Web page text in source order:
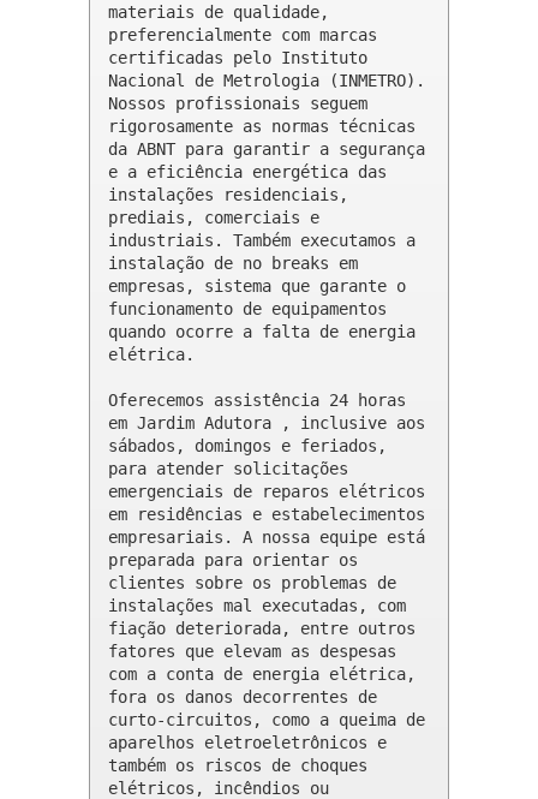
materiais de qualidade,
preferencialmente com marcas
certificadas pelo Instituto
Nacional de Metrologia (INMETRO).
Nossos profissionais seguem
rigorosamente as normas técnicas
da ABNT para garantir a segurança
e a eficiência energética das
instalações residenciais,
prediais, comerciais e
industriais. Também executamos a
instalação de no breaks em
empresas, sistema que garante o
funcionamento de equipamentos
quando ocorre a falta de energia
elétrica.
Oferecemos assistência 24 horas
em Jardim Adutora , inclusive aos
sábados, domingos e feriados,
para atender solicitações
emergenciais de reparos elétricos
em residências e estabelecimentos
empresariais. A nossa equipe está
preparada para orientar os
clientes sobre os problemas de
instalações mal executadas, com
fiação deteriorada, entre outros
fatores que elevam as despesas
com a conta de energia elétrica,
fora os danos decorrentes de
curto-circuitos, como a queima de
aparelhos eletroeletrônicos e
também os riscos de choques
elétricos, incêndios ou